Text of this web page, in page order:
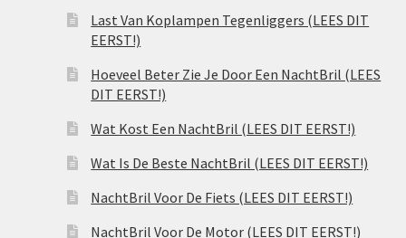
Last Van Koplampen Tegenliggers (LEES DIT
EERST!)
Hoeveel Beter Zie Je Door Een NachtBril (LEES
DIT EERST!)
Wat Kost Een NachtBril (LEES DIT EERST!)
Wat Is De Beste NachtBril (LEES DIT EERST!)
NachtBril Voor De Fiets (LEES DIT EERST!)
NachtBril Voor De Motor (LEES DIT EERST!)